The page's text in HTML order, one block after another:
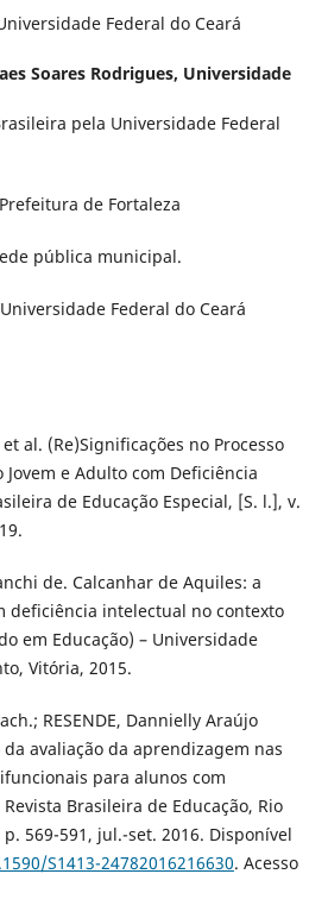
Federal do Ceará
Soares Rodrigues, Universidade
pela Universidade Federal
de Fortaleza
pública municipal.
Federal do Ceará
al. (Re)Significações no Processo
e Adulto com Deficiência
de Educação Especial, [S. l.], v.
de. Calcanhar de Aquiles: a
deficiência intelectual no contexto
em Educação) – Universidade
Vitória, 2015.
RESENDE, Dannielly Araújo
da avaliação da aprendizagem nas
para alunos com
Brasileira de Educação, Rio
569-591, jul.-set. 2016. Disponível
S1413-24782016216630. Acesso